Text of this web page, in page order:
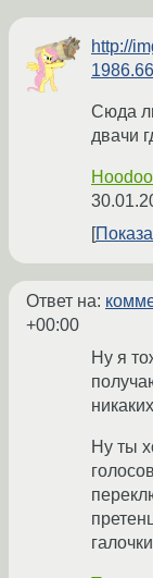
http://
Сюда
двачи
Hoodoo
Ответ на:
+00:00
Ну я
Ну ты